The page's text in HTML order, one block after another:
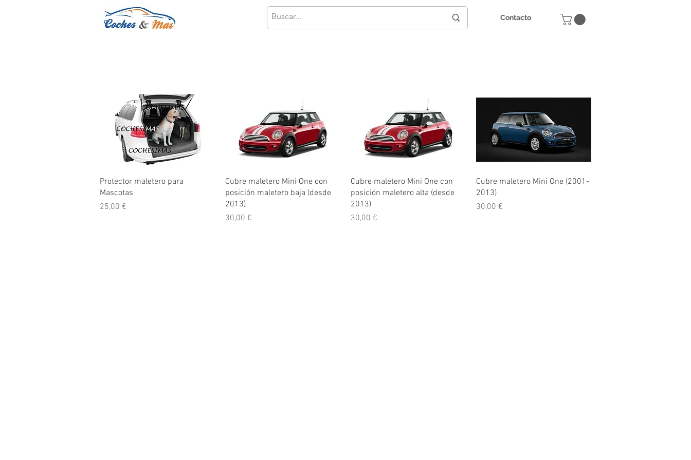
Contacto
Vista rápida
Protector maletero para
Mascotas
Precio
25,00 €
Vista rápida
Cubre maletero Mini One con
posición maletero baja (desde
2013)
Precio
30,00 €
Vista rápida
Cubre maletero Mini One con
posición maletero alta (desde
2013)
Precio
30,00 €
Vista rápida
Cubre maletero Mini One (2001-
2013)
Precio
30,00 €